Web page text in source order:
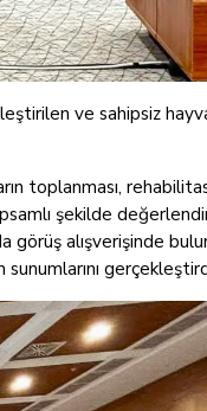
ve sahipsiz
toplanması,
şekilde
görüş alışverişinde